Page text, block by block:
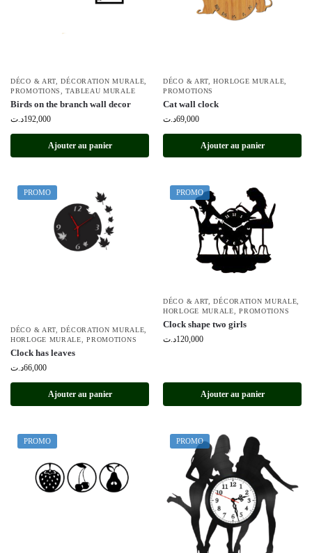
DÉCO & ART ,DÉCORATION MURALE
PROMOTIONS
,TABLEAU MURALE
Birds on the branch wall decor
192,000د.ت
Ajouter au panier
DÉCO & ART ,HORLOGE MURALE
PROMOTIONS
Cat wall clock
69,000د.ت
Ajouter au panier
PROMO
DÉCO & ART ,DÉCORATION MURALE
HORLOGE MURALE ,PROMOTIONS
Clock has leaves
66,000د.ت
Ajouter au panier
PROMO
DÉCO & ART ,DÉCORATION MURALE
HORLOGE MURALE ,PROMOTIONS
Clock shape two girls
120,000د.ت
Ajouter au panier
PROMO PROMO